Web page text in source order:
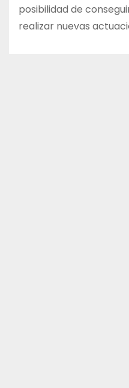
posibilidad de
realizar nuevas